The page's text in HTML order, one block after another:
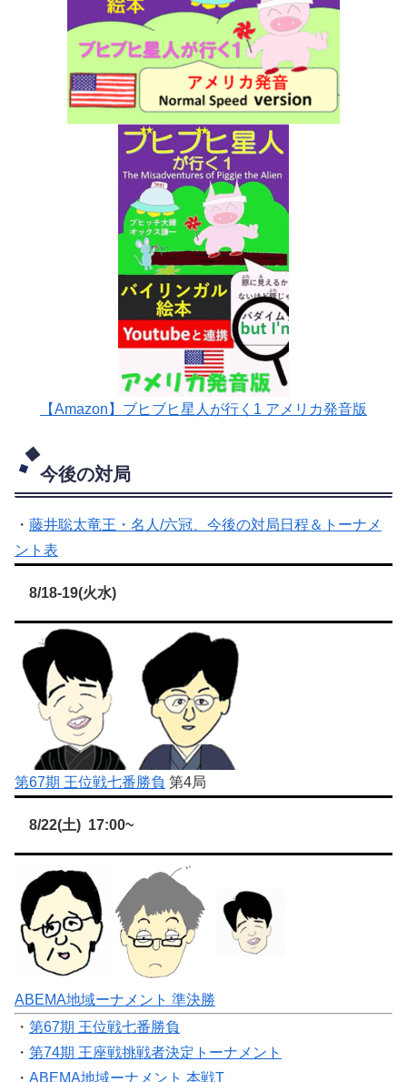
【Amazon】ブヒブヒ星人が行く1 アメリカ発音版
今後の対局
・ 藤井聡太竜王・名人/六冠、今後の対局日程＆トーナメ
ント表
8/18-19(火水)
第67期 王位戦七番勝負 第4局
8/22(土) 17:00~
ABEMA地域ーナメント 準決勝
・ 第67期 王位戦七番勝負
・ 第74期 王座戦挑戦者決定トーナメント
・ ABEMA地域ーナメント 本戦T